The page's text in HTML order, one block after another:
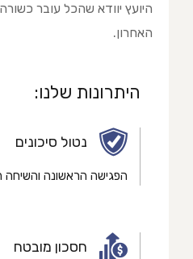
היועץ יוודא שהכל עובר כשורה
האחרון.
היתרונות שלנו:
נטול סיכונים
הפגישה הראשונה והשיחה
חסכון מובטח